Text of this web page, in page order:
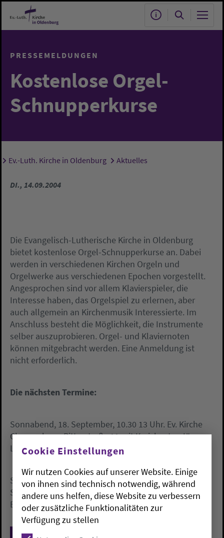
Zum Hauptinhalt springen
PRESSEMELDUNGEN
Kostenlose Orgel-
Schnupperkurse
Sie sind hier:
Ev.-Luth. Kirche in Oldenburg Aktuelles
DI., 14.09.2004
Die Evangelisch-Lutherische Kirche in Oldenburg
bietet kostenlose Orgel-Schnupperkurse an. Dabei
werden in verschiedenen Kirchen Orgeln und
Orgelwerke aus verschiedenen Epochen vorgestellt.
Angesprochen sind vor allem Klavierspieler, die
Interesse haben, das Orgelspiel zu erlernen, aber
auch allgemein an Kirchenmusik Interessierte. Im
Anschluss besteht die Möglichkeit, die Instrumente
selber auszuprobieren. Orgel- und Klaviernoten
können mitgebracht werden. Eine Anmeldung ist
nicht erforderlich.
Die nächsten Termine:
Sonnabend, 18. September, 10.30 13 Uhr. Ev. Kirche
Cloppenburg, Ritterstraße 11 mit Kreiskantor Jürgen
Löbbecke;
Sonnabend, 25. September, 10.30  13 Uhr,
Schlosskirche Varel mit Kreiskantor Thomas Meyer-
Bauer
Cookie Einstellungen
Wir nutzen Cookies auf unserer Website. Einige
von ihnen sind technisch notwendig, während
andere uns helfen, diese Website zu verbessern
oder zusätzliche Funktionalitäten zur
Verfügung zu stellen